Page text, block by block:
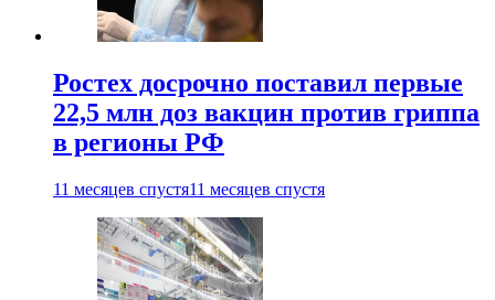
Ростех досрочно поставил первые
22,5 млн доз вакцин против гриппа
в регионы РФ
11 месяцев спустя11 месяцев спустя